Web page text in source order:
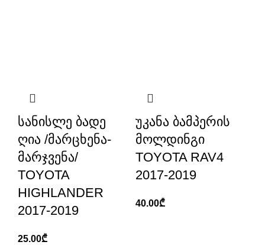
სანისლე ბადე
ღია /მარცხენა-
მარჯვენა/
TOYOTA
HIGHLANDER
2017-2019
25.00₾
უკანა ბამპერის
მოლდინგი
TOYOTA RAV4
2017-2019
40.00₾